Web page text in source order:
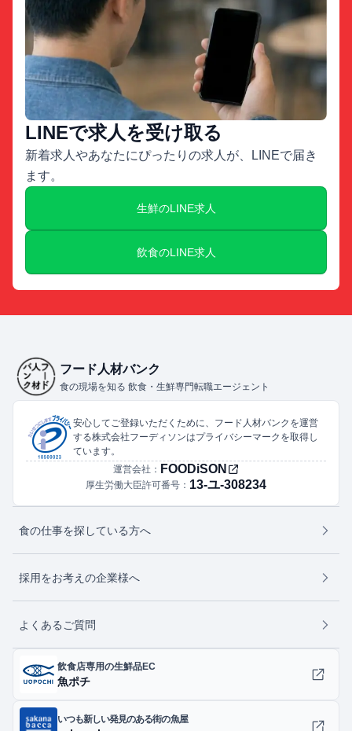
LINEで求人を受け取る
新着求人やあなたにぴったりの求人が、LINEで届き
ます。
生鮮のLINE求人
飲食のLINE求人
フード人材バンク
食の現場を知る 飲食・生鮮専門転職エージェント
安心してご登録いただくために、フード人材バンクを運営
する株式会社フーディソンはプライバシーマークを取得し
ています。
運営会社： FOODiSON
厚生労働大臣許可番号： 13-ユ-308234
食の仕事を探している方へ
採用をお考えの企業様へ
よくあるご質問
飲食店専用の生鮮品EC
魚ポチ
いつも新しい発見のある街の魚屋